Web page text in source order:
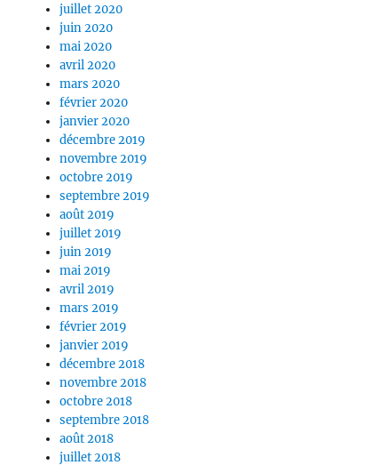
juillet 2020
juin 2020
mai 2020
avril 2020
mars 2020
février 2020
janvier 2020
décembre 2019
novembre 2019
octobre 2019
septembre 2019
août 2019
juillet 2019
juin 2019
mai 2019
avril 2019
mars 2019
février 2019
janvier 2019
décembre 2018
novembre 2018
octobre 2018
septembre 2018
août 2018
juillet 2018